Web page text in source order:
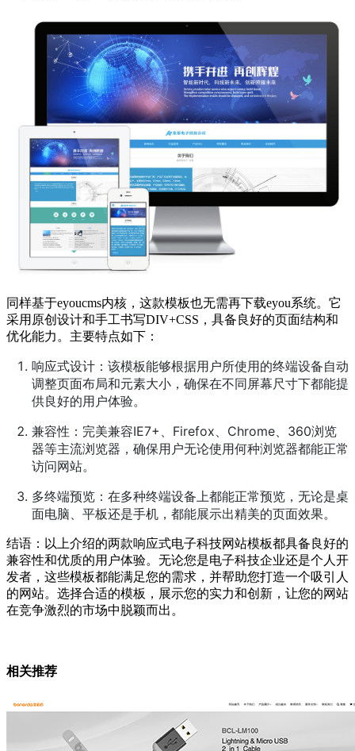
同样基于eyoucms内核，这款模板也无需再下载eyou系统。它
采用原创设计和手工书写DIV+CSS，具备良好的页面结构和
优化能力。主要特点如下：
响应式设计：该模板能够根据用户所使用的终端设备自动
调整页面布局和元素大小，确保在不同屏幕尺寸下都能提
供良好的用户体验。
兼容性：完美兼容IE7+、Firefox、Chrome、360浏览
器等主流浏览器，确保用户无论使用何种浏览器都能正常
访问网站。
多终端预览：在多种终端设备上都能正常预览，无论是桌
面电脑、平板还是手机，都能展示出精美的页面效果。
结语：以上介绍的两款响应式电子科技网站模板都具备良好的
兼容性和优质的用户体验。无论您是电子科技企业还是个人开
发者，这些模板都能满足您的需求，并帮助您打造一个吸引人
的网站。选择合适的模板，展示您的实力和创新，让您的网站
在竞争激烈的市场中脱颖而出。
相关推荐